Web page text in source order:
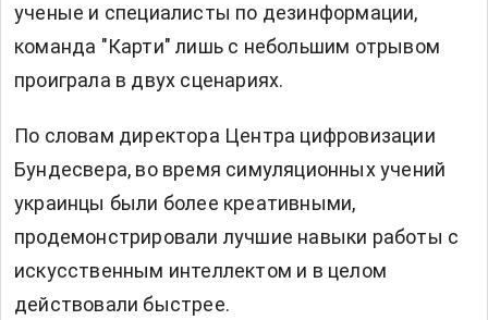
ученые и специалисты по дезинформации,
команда "Карти" лишь с небольшим отрывом
проиграла в двух сценариях.
По словам директора Центра цифровизации
Бундесвера, во время симуляционных учений
украинцы были более креативными,
продемонстрировали лучшие навыки работы с
искусственным интеллектом и в целом
действовали быстрее.